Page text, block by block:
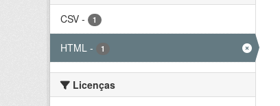
CSV - 1
HTML - 1
Licenças